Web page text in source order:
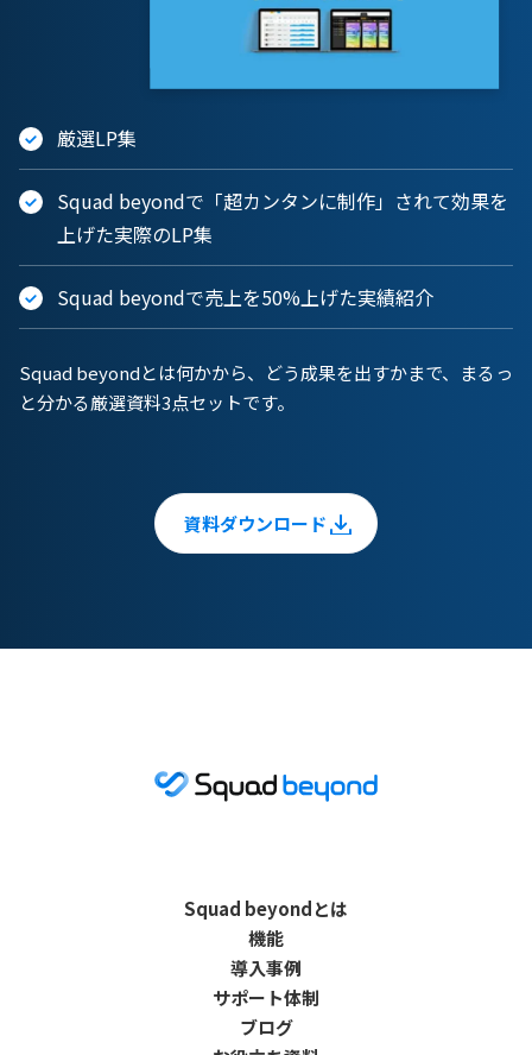
厳選LP集
Squad beyondで「超カンタンに制作」されて効果を
上げた実際のLP集
Squad beyondで売上を50%上げた実績紹介
Squad beyondとは何かから、どう成果を出すかまで、まるっ
と分かる厳選資料3点セットです。
資料ダウンロード
Squad beyondとは
機能
導入事例
サポート体制
ブログ